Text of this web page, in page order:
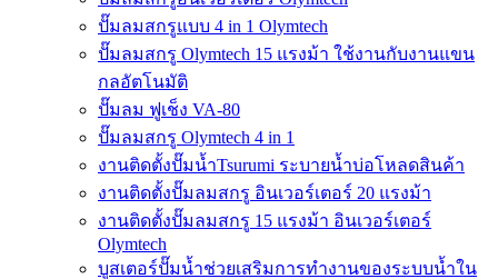
ปั๊มลมสกรูแบบ 4 in 1 Olymtech
ปั๊มลมสกรู Olymtech 15 แรงม้า ใช้งานกับงานแขน
กลอัตโนมัติ
ปั๊มลม ฟูเช็ง VA-80
ปั๊มลมสกรู Olymtech 4 in 1
งานติดตั้งปั๊มน้ำTsurumi ระบายน้ำบ่อโหลดสินค้า
งานติดตั้งปั๊มลมสกรู อินเวอร์เตอร์ 20 แรงม้า
งานติดตั้งปั๊มลมสกรู 15 แรงม้า อินเวอร์เตอร์
Olymtech
บูสเตอร์ปั๊มน้ำช่วยเสริมการทำงานของระบบน้ำใน